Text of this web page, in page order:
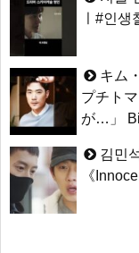
ㅣ#인
キム
プチト
が…」
김민
《